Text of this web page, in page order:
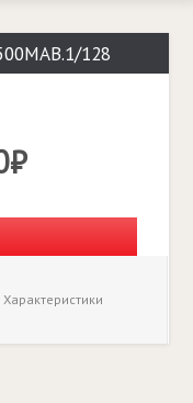
128
Характеристики